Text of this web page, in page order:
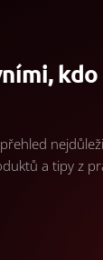
a tipy z